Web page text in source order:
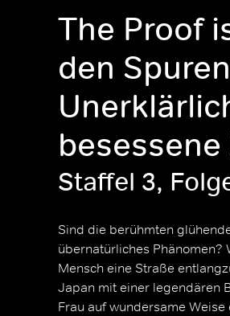
The Proof
den
besessene
Staffel 3,
Sind die berühmten
übernatürliches Phänomen?
Mensch eine Straße
Japan mit einer legendären
Frau auf wundersame